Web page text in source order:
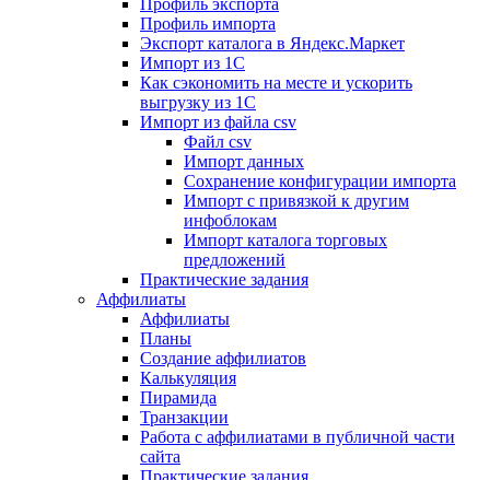
Профиль экспорта
Профиль импорта
Экспорт каталога в Яндекс.Маркет
Импорт из 1С
Как сэкономить на месте и ускорить
выгрузку из 1С
Импорт из файла csv
Файл csv
Импорт данных
Сохранение конфигурации импорта
Импорт с привязкой к другим
инфоблокам
Импорт каталога торговых
предложений
Практические задания
Аффилиаты
Аффилиаты
Планы
Создание аффилиатов
Калькуляция
Пирамида
Транзакции
Работа с аффилиатами в публичной части
сайта
Практические задания